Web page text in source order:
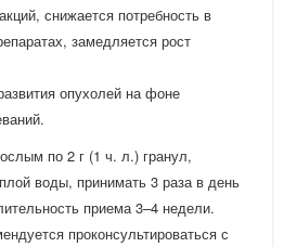
снижается потребность в
замедляется рост
опухолей на фоне
по 2 г (1 ч. л.) гранул,
воды, принимать 3 раза в день
приема 3–4 недели.
проконсультироваться с